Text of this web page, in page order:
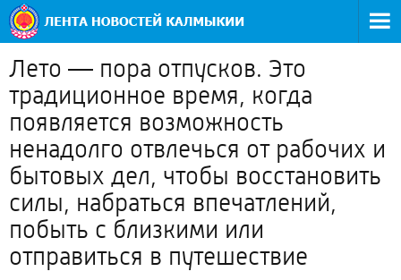
Лето — пора отпусков. Это
традиционное время, когда
появляется возможность
ненадолго отвлечься от рабочих и
бытовых дел, чтобы восстановить
силы, набраться впечатлений,
побыть с близкими или
отправиться в путешествие